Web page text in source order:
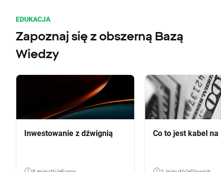
EDUKACJA
Zapoznaj się z obszerną Bazą
Wiedzy
Inwestowanie z dźwignią Co to jest kabel na